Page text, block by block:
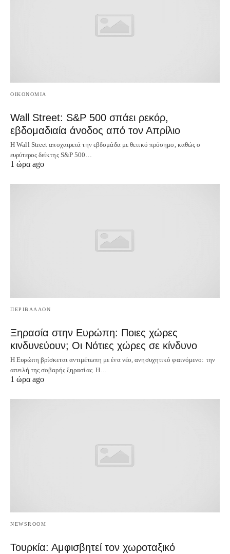
OIKONOMIA
Wall Street: S&P 500 σπάει ρεκόρ,
εβδομαδιαία άνοδος από τον Απρίλιο
Η Wall Street αποχαιρετά την εβδομάδα με θετικό πρόσημο, καθώς ο
ευρύτερος δείκτης S&P 500…
1 ώρα ago
ΠΕΡΙΒΑΛΛΟΝ
Ξηρασία στην Ευρώπη: Ποιες χώρες
κινδυνεύουν; Οι Νότιες χώρες σε κίνδυνο
Η Ευρώπη βρίσκεται αντιμέτωπη με ένα νέο, ανησυχητικό φαινόμενο: την
απειλή της σοβαρής ξηρασίας. Η…
1 ώρα ago
NEWSROOM
Τουρκία: Αμφισβητεί τον χωροταξικό